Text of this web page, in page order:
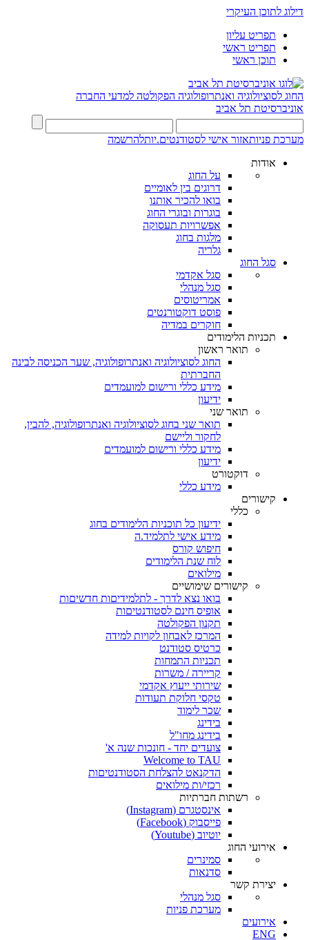
דילוג לתוכן העיקרי
תפריט עליון
תפריט ראשי
תוכן ראשי
החוג לסוציולוגיה ואנתרופולוגיה הפקולטה למדעי החברה
אוניברסיטת תל אביב
מערכת פניותאזור אישי לסטודנטים.יותלהרשמה
אודות
על החוג
דרוגים בין לאומיים
בואו להכיר אותנו
בוגרות ובוגרי החוג
אפשרויות תעסוקה
מלגות בחוג
גלריה
סגל החוג
סגל אקדמי
סגל מנהלי
אמריטוסים
פוסט דוקטורנטים
חוקרים במדיה
תכניות הלימודים
תואר ראשון
החוג לסוציולוגיה ואנתרופולוגיה, שער הכניסה לבינה
החברתית
מידע כללי ורישום למועמדים
ידיעון
תואר שני
תואר שני בחוג לסוציולוגיה ואנתרופולוגיה, להבין,
לחקור וליישם
מידע כללי ורישום למועמדים
ידיעון
דוקטורט
מידע כללי
קישורים
כללי
ידיעון כל תוכניות הלימודים בחוג
מידע אישי לתלמיד.ה
חיפוש קורס
לוח שנת הלימודים
מילואים
קישורים שימושיים
בואו נצא לדרך - לתלמידיםות חדשיםות
אופיס חינם לסטודנטיםות
תקנון הפקולטה
המרכז לאבחון לקויות למידה
כרטיס סטודנט
תכניות התמחות
קריירה / משרות
שירותי ייעוץ אקדמי
טקסי חלוקת תעודות
שכר לימוד
בידינג
בידינג מחו"ל
צועדים יחד - חונכות שנה א'
Welcome to TAU
הדקנאט להצלחת הסטודנטיםות
רכזי/ות מילואים
רשתות חברתיות
אינסטגרם (Instagram)
פייסבוק (Facebook)
יוטיוב (Youtube)
אירועי החוג
סמינרים
סדנאות
יצירת קשר
סגל מנהלי
מערכת פניות
אירועים
ENG